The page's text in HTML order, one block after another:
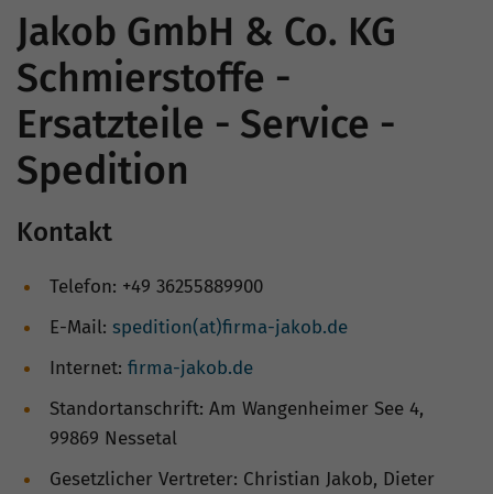
Jakob GmbH & Co. KG
Schmierstoffe -
Ersatzteile - Service -
Spedition
Kontakt
Telefon: +49 36255889900
E-Mail: spedition(at)firma-jakob.de
Internet: firma-jakob.de
Standortanschrift: Am Wangenheimer See 4,
99869 Nessetal
Gesetzlicher Vertreter: Christian Jakob, Dieter